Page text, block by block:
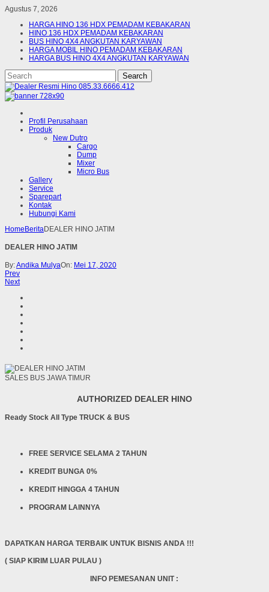
Agustus 7, 2026
HARGA HINO 136 HDX PEMADAM KEBAKARAN
HINO 136 HDX PEMADAM KEBAKARAN
BUS HINO 4X4 ANGKUTAN KARYAWAN
HARGA MOBIL HINO PEMADAM KEBAKARAN
HARGA BUS HINO 4X4 ANGKUTAN KARYAWAN
Profil Perusahaan
Produk
New Dutro
Cargo
Dump
Mixer
Micro Bus
Gallery
Service
Sparepart
Kontak
Hubungi Kami
Home BeritaDEALER HINO JATIM
DEALER HINO JATIM
By:Andika MulyaOn: Mei 17, 2020
Prev
Next
SALES BUS JAWA TIMUR
AUTHORIZED DEALER HINO
Ready Stock All Type TRUCK & BUS
FREE SERVICE SELAMA 2 TAHUN
KREDIT BUNGA 0%
KREDIT HINGGA 4 TAHUN
PROGRAM LAINNYA
DAPATKAN HARGA TERBAIK UNTUK BISNIS ANDA !!!
( SIAP KIRIM LUAR PULAU )
INFO PEMESANAN UNIT :